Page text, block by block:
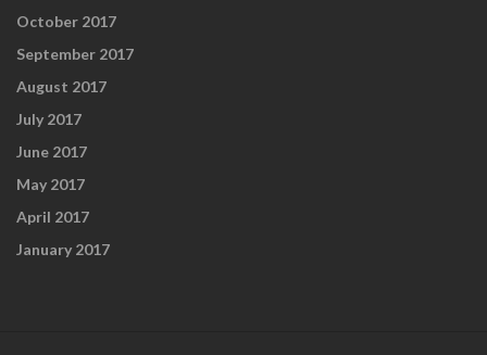
October 2017
September 2017
August 2017
July 2017
June 2017
May 2017
April 2017
January 2017